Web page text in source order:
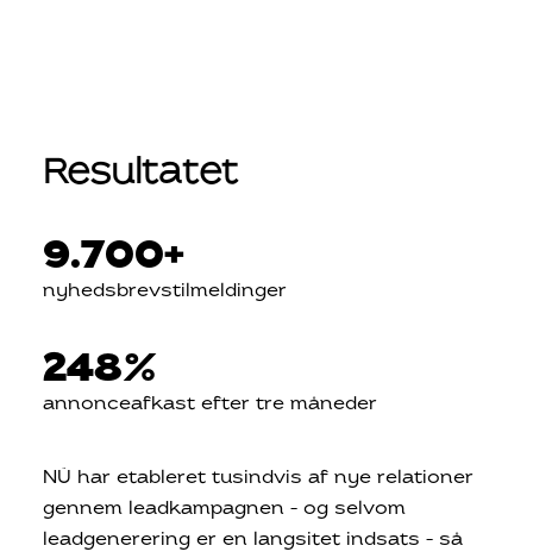
Resultatet
9.700+
nyhedsbrevstilmeldinger
248%
annonceafkast efter tre måneder
NÜ har etableret tusindvis af nye relationer
gennem leadkampagnen – og selvom
leadgenerering er en langsitet indsats – så